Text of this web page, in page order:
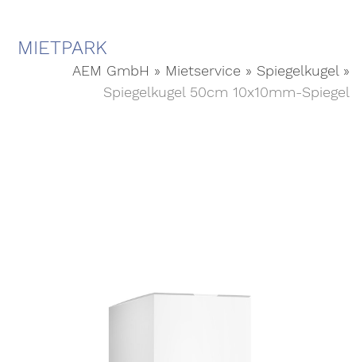
MIETPARK
AEM GmbH » Mietservice » Spiegelkugel »
Spiegelkugel 50cm 10x10mm-Spiegel